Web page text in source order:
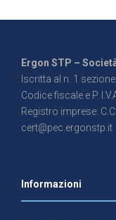
Ergon STP –
Iscritta al n. 1
Codice fiscale e P.
Registro imprese:
cert@pec.ergonstp.it
Informazioni